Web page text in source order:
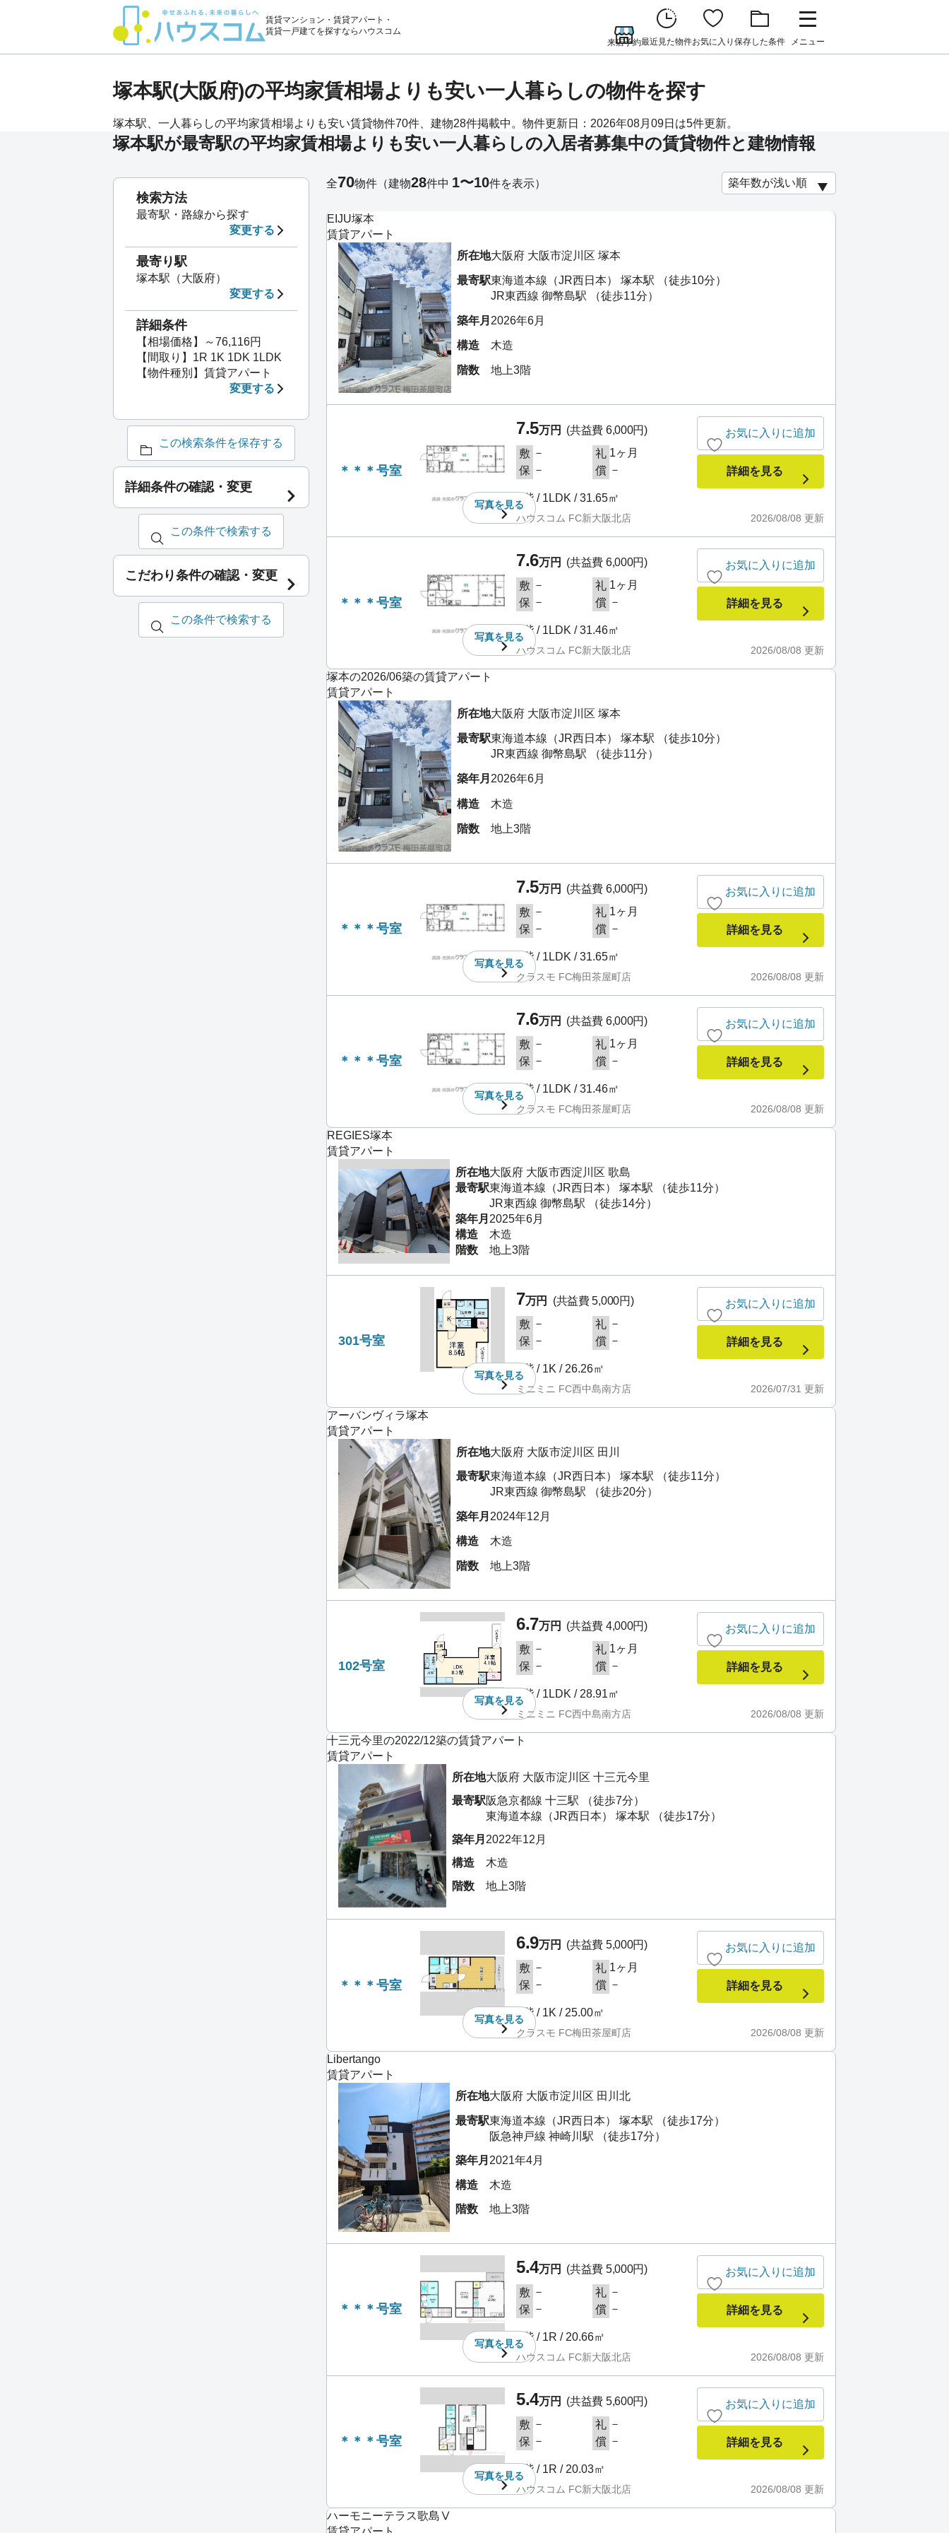
賃貸マンション・賃貸アパート・
賃貸一戸建てを探すならハウスコム
来店予約最近見た物件お気に入り 保存した条件 メニュー
塚本駅(大阪府)の平均家賃相場よりも安い一人暮らしの物件を探す
塚本駅、一人暮らしの平均家賃相場よりも安い賃貸物件70件、建物28件掲載中。物件更新日：2026年08月09日は5件更新。
塚本駅が最寄駅の平均家賃相場よりも安い一人暮らしの入居者募集中の賃貸物件と建物情報
EIJU塚本
賃貸アパート
所在地大阪府 大阪市淀川区 塚本
最寄駅東海道本線（JR西日本） 塚本駅 （徒歩10分）
JR東西線 御幣島駅 （徒歩11分）
築年月 2026年6月
構造 木造
階数 地上3階
＊＊＊号室
写真を見る
7.5万円
(共益費 6,000円)
敷 － 礼 1ヶ月
保 － 償 －
2階 / 1LDK / 31.65㎡
2026/08/08 更新
ハウスコム FC新大阪北店
お気に入りに追加
詳細を見る
＊＊＊号室
写真を見る
7.6万円
(共益費 6,000円)
敷 － 礼 1ヶ月
保 － 償 －
3階 / 1LDK / 31.46㎡
2026/08/08 更新
ハウスコム FC新大阪北店
お気に入りに追加
詳細を見る
塚本の2026/06築の賃貸アパート
賃貸アパート
所在地大阪府 大阪市淀川区 塚本
最寄駅東海道本線（JR西日本） 塚本駅 （徒歩10分）
JR東西線 御幣島駅 （徒歩11分）
築年月 2026年6月
構造 木造
階数 地上3階
＊＊＊号室
写真を見る
7.5万円
(共益費 6,000円)
敷 － 礼 1ヶ月
保 － 償 －
2階 / 1LDK / 31.65㎡
2026/08/08 更新
クラスモ FC梅田茶屋町店
お気に入りに追加
詳細を見る
＊＊＊号室
写真を見る
7.6万円
(共益費 6,000円)
敷 － 礼 1ヶ月
保 － 償 －
3階 / 1LDK / 31.46㎡
2026/08/08 更新
クラスモ FC梅田茶屋町店
お気に入りに追加
詳細を見る
REGIES塚本
賃貸アパート
所在地大阪府 大阪市西淀川区 歌島
最寄駅東海道本線（JR西日本） 塚本駅 （徒歩11分）
JR東西線 御幣島駅 （徒歩14分）
築年月 2025年6月
構造
木造
階数
地上3階
301号室
写真を見る
7万円
(共益費 5,000円)
敷 － 礼 －
保 － 償 －
3階 / 1K / 26.26㎡
2026/07/31 更新
ミニミニ FC西中島南方店
お気に入りに追加
詳細を見る
アーバンヴィラ塚本
賃貸アパート
所在地大阪府 大阪市淀川区 田川
最寄駅東海道本線（JR西日本） 塚本駅 （徒歩11分）
JR東西線 御幣島駅 （徒歩20分）
築年月 2024年12月
構造 木造
階数 地上3階
102号室
写真を見る
6.7万円
(共益費 4,000円)
敷 － 礼 1ヶ月
保 － 償 －
1階 / 1LDK / 28.91㎡
2026/08/08 更新
ミニミニ FC西中島南方店
お気に入りに追加
詳細を見る
十三元今里の2022/12築の賃貸アパート
賃貸アパート
所在地大阪府 大阪市淀川区 十三元今里
最寄駅阪急京都線 十三駅 （徒歩7分）
東海道本線（JR西日本） 塚本駅 （徒歩17分）
築年月 2022年12月
構造
木造
階数
地上3階
＊＊＊号室
写真を見る
6.9万円
(共益費 5,000円)
敷 － 礼 1ヶ月
保 － 償 －
3階 / 1K / 25.00㎡
2026/08/08 更新
クラスモ FC梅田茶屋町店
お気に入りに追加
詳細を見る
Libertango
賃貸アパート
所在地大阪府 大阪市淀川区 田川北
最寄駅東海道本線（JR西日本） 塚本駅 （徒歩17分）
阪急神戸線 神崎川駅 （徒歩17分）
築年月 2021年4月
構造 木造
階数 地上3階
＊＊＊号室
写真を見る
5.4万円
(共益費 5,000円)
敷 － 礼 －
保 － 償 －
2階 / 1R / 20.66㎡
2026/08/08 更新
ハウスコム FC新大阪北店
お気に入りに追加
詳細を見る
＊＊＊号室
写真を見る
5.4万円
(共益費 5,600円)
敷 － 礼 －
保 － 償 －
2階 / 1R / 20.03㎡
2026/08/08 更新
ハウスコム FC新大阪北店
お気に入りに追加
詳細を見る
ハーモニーテラス歌島Ⅴ
全70物件 （建物28件中 1〜10件を表示）
検索方法
最寄駅・路線から探す
変更する
最寄り駅
塚本駅（大阪府）
変更する
詳細条件
【相場価格】～76,116円
【間取り】1R 1K 1DK 1LDK
【物件種別】賃貸アパート
変更する
この検索条件を保存する
詳細条件の確認・変更
この条件で検索する
こだわり条件の確認・変更
この条件で検索する